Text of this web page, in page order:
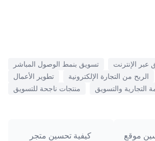
تسويق بنمط الوصول المباشر
عبر الإنترنت
تطوير الأعمال
الربح من التجارة الإلكترونية
منتجات ناجحة للتسويق
التجارية والتسويق
كيفية تحسين متجر
موقع